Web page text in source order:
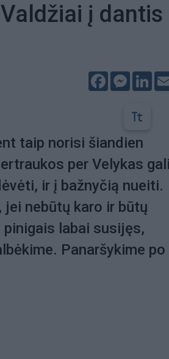
į dantis
Facebook
taip norisi šiandien
per Velykas
ir į bažnyčią nueiti.
nebūtų karo ir būtų
labai susijęs,
Panaršykime po